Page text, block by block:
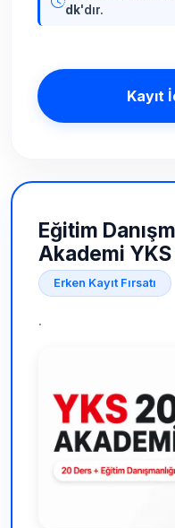
dk'dır.
Kayıt
Eğitim
Akademi
Erken Kayıt Fırsatı
.